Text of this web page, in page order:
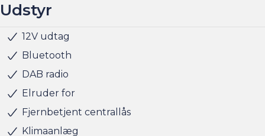
Hjemmeladning 0-100% : 7 kw / 2 faser (ca. 5,5 timer)
Husk at booke en forudgående aftale om besigtigelse
eller prøvetur direkte via am.dk eller på telefon 36 93 15
00 så er bilen gjort klar, når du kommer, og der er tid til
at snakke om handlen efterfølgende.
Udstyr
12V udtag
Bluetooth
DAB radio
Elruder for
Fjernbetjent centrallås
Klimaanlæg
Startspærre